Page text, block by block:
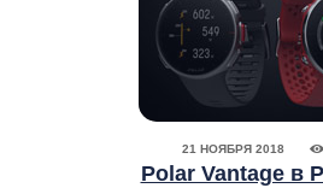
21 НОЯБРЯ 2018
Polar Vantage в